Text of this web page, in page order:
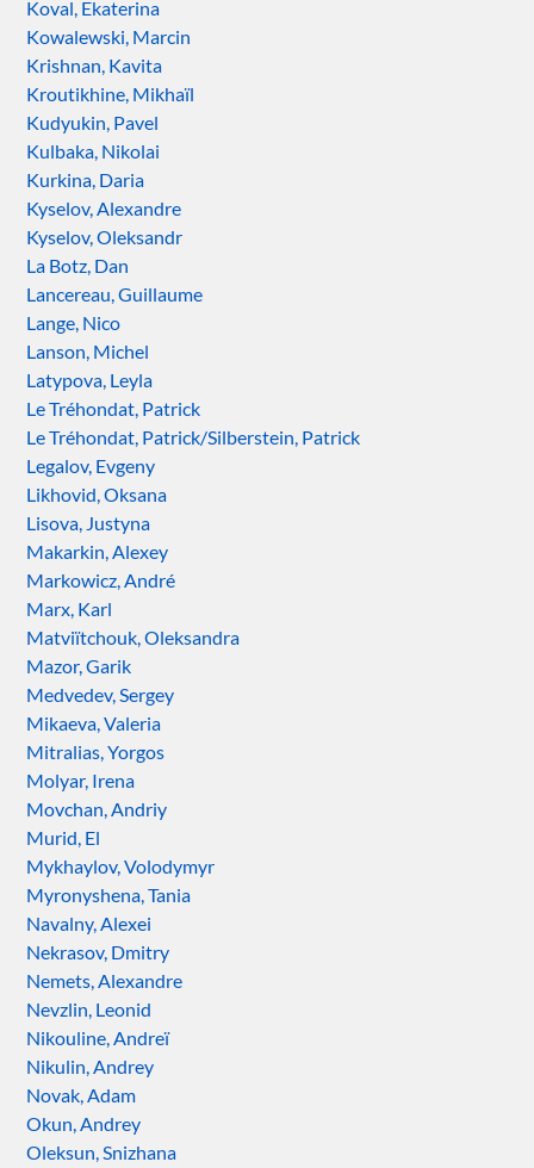
Koval, Ekaterina
Kowalewski, Marcin
Krishnan, Kavita
Kroutikhine, Mikhaïl
Kudyukin, Pavel
Kulbaka, Nikolai
Kurkina, Daria
Kyselov, Alexandre
Kyselov, Oleksandr
La Botz, Dan
Lancereau, Guillaume
Lange, Nico
Lanson, Michel
Latypova, Leyla
Le Tréhondat, Patrick
Le Tréhondat, Patrick/Silberstein, Patrick
Legalov, Evgeny
Likhovid, Oksana
Lisova, Justyna
Makarkin, Alexey
Markowicz, André
Marx, Karl
Matviïtchouk, Oleksandra
Mazor, Garik
Medvedev, Sergey
Mikaeva, Valeria
Mitralias, Yorgos
Molyar, Irena
Movchan, Andriy
Murid, El
Mykhaylov, Volodymyr
Myronyshena, Tania
Navalny, Alexei
Nekrasov, Dmitry
Nemets, Alexandre
Nevzlin, Leonid
Nikouline, Andreï
Nikulin, Andrey
Novak, Adam
Okun, Andrey
Oleksun, Snizhana